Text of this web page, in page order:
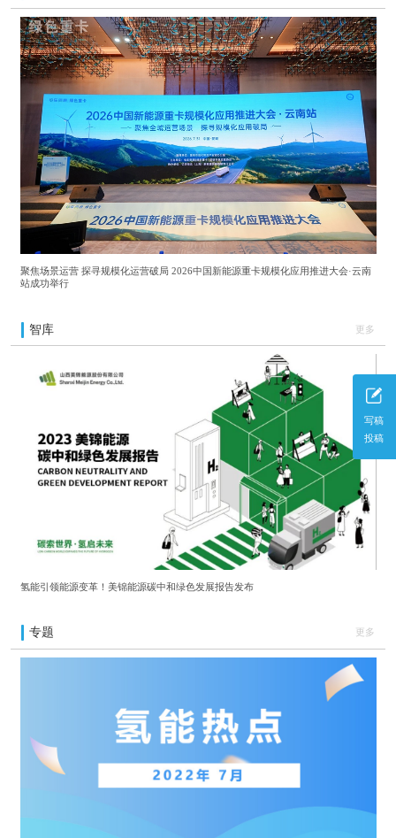
写稿
投稿
聚焦场景运营 探寻规模化运营破局 2026中国新能源重卡规模化应用推进大会·云南
站成功举行
智库 更多
氢能引领能源变革！美锦能源碳中和绿色发展报告发布
专题 更多